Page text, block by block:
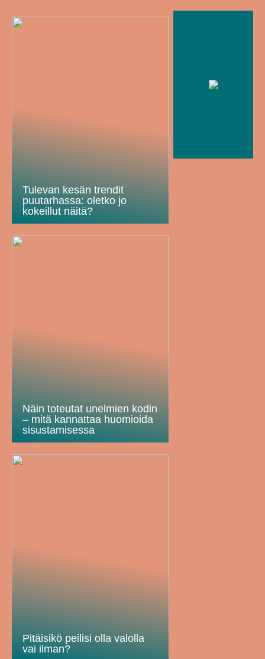
Tulevan kesän trendit
puutarhassa: oletko jo
kokeillut näitä?
Näin toteutat unelmien kodin
– mitä kannattaa huomioida
sisustamisessa
Pitäisikö peilisi olla valolla
vai ilman?